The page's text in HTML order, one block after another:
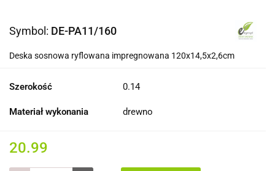
Symbol: DE-PA11/160
Deska sosnowa ryflowana impregnowana 120x14,5x2,6cm
Szerokość 0.14
Materiał wykonania drewno
20.99